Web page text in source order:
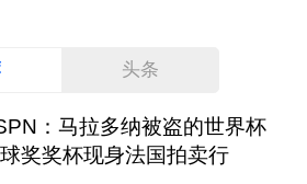
头条
：马拉多纳被盗的世界杯
奖奖杯现身法国拍卖行